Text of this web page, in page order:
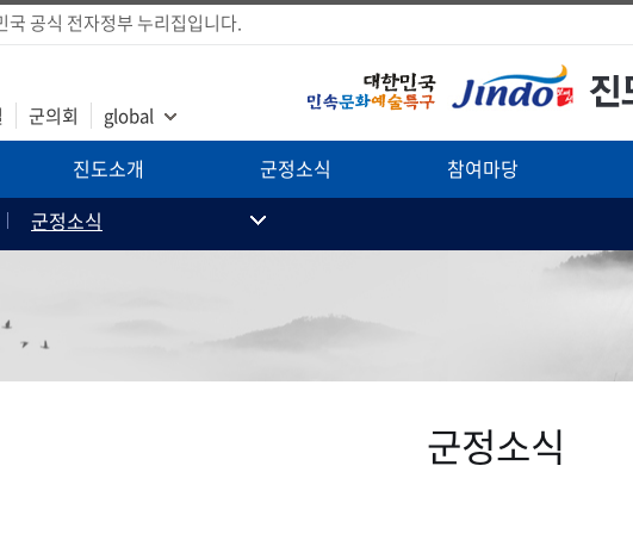
국 공식 전자정부 누리집입니다.
군의회 global
진도소개 군정소식 참여마당
군정소식
군정소식